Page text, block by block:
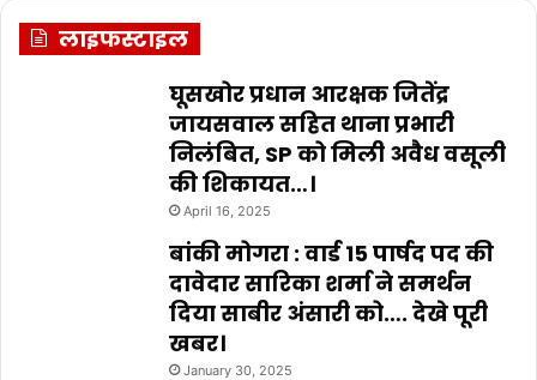
लाइफस्टाइल
घूसखोर प्रधान आरक्षक जितेंद्र
जायसवाल सहित थाना प्रभारी
निलंबित, SP को मिली अवैध वसूली
की शिकायत…।
April 16, 2025
बांकी मोगरा : वार्ड 15 पार्षद पद की
दावेदार सारिका शर्मा ने समर्थन
दिया साबीर अंसारी को…. देखे पूरी
खबर।
January 30, 2025